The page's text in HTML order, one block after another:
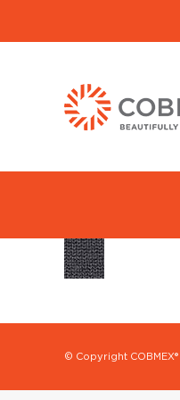
© Copyright COBMEX®